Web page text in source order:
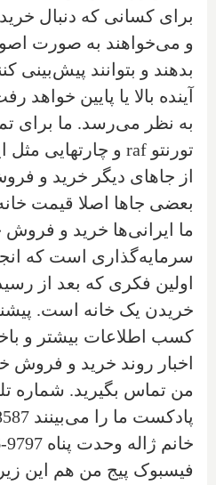
برای کسانی که دنبال
و می‌خواهند به صورت
بدهند و بتوانند پیش‌بینی
آینده بالا یا پایین
به نظر می‌رسد. ما برای
تورنتو raf و چارتهایی مثل
از جاهای دیگر خرید و
بعضی جاها اصلا قیمت
ما ایرانی‌ها خرید و فروش
سرمایه‌گذاری است که
اولین فکری که بعد از
خریدن یک خانه است.
کسب اطلاعات بیشتر و
اخبار روند خرید و فروش
من تماس بگیرید. شماره
فیسبوک پیج من هم این